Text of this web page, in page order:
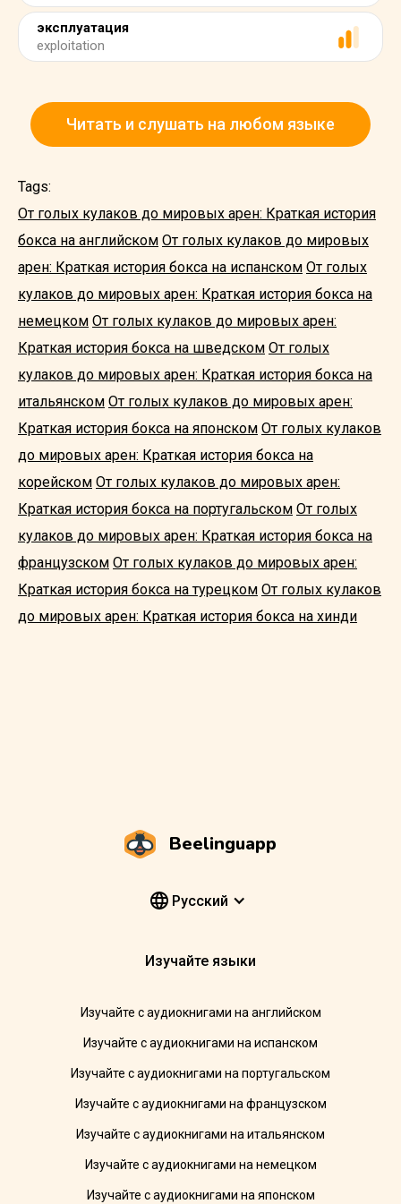
эксплуатация
exploitation
Читать и слушать на любом языке
Tags:
От голых кулаков до мировых арен: Краткая история
бокса на английском От голых кулаков до мировых
арен: Краткая история бокса на испанском От голых
кулаков до мировых арен: Краткая история бокса на
немецком От голых кулаков до мировых арен:
Краткая история бокса на шведском От голых
кулаков до мировых арен: Краткая история бокса на
итальянском От голых кулаков до мировых арен:
Краткая история бокса на японском От голых кулаков
до мировых арен: Краткая история бокса на
корейском От голых кулаков до мировых арен:
Краткая история бокса на португальском От голых
кулаков до мировых арен: Краткая история бокса на
французском От голых кулаков до мировых арен:
Краткая история бокса на турецком От голых кулаков
до мировых арен: Краткая история бокса на хинди
Beelinguapp
Pусский
Изучайте языки
Изучайте с аудиокнигами на английском
Изучайте с аудиокнигами на испанском
Изучайте с аудиокнигами на португальском
Изучайте с аудиокнигами на французском
Изучайте с аудиокнигами на итальянском
Изучайте с аудиокнигами на немецком
Изучайте с аудиокнигами на японском